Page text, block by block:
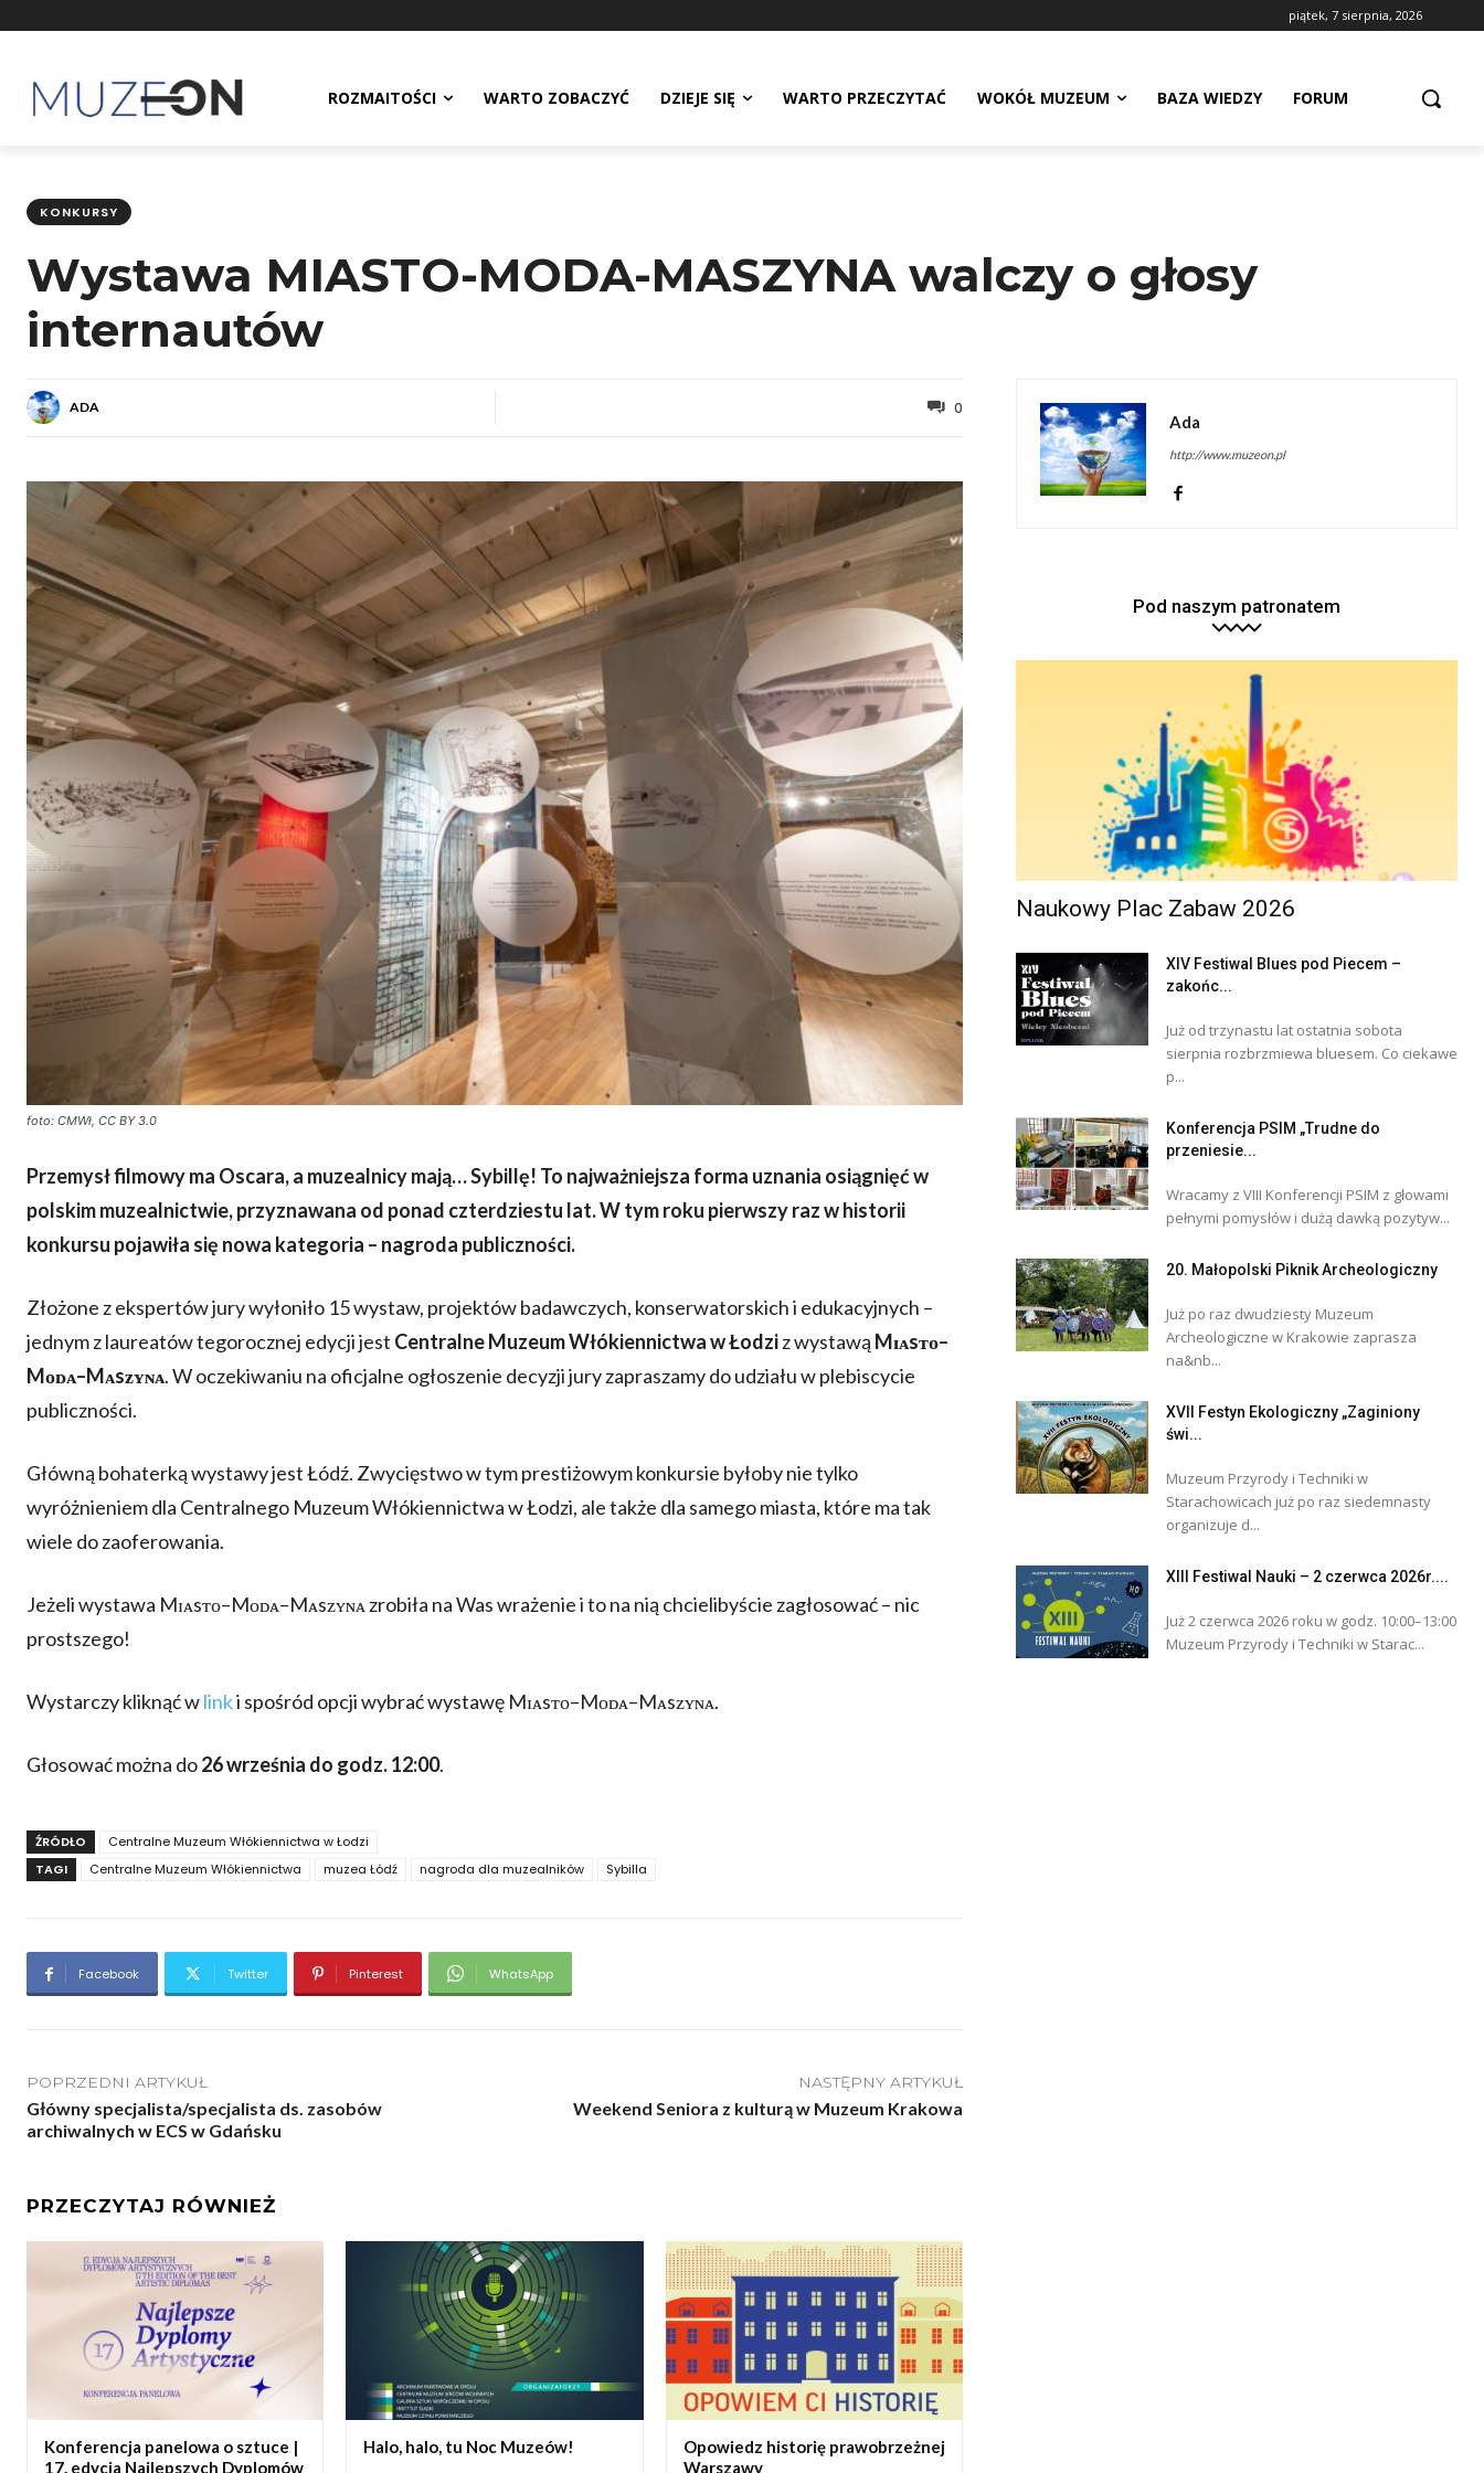
piątek, 7 sierpnia, 2026
ROZMAITOŚCI WARTO ZOBACZYĆ DZIEJE SIĘ WARTO PRZECZYTAĆ WOKÓŁ MUZEUM BAZA WIEDZY FORUM
KONKURSY
Wystawa MIASTO-MODA-MASZYNA walczy o głosy
internautów
ADA 0
foto: CMWł, CC BY 3.0
Przemysł filmowy ma Oscara, a muzealnicy mają… Sybillę! To najważniejsza forma uznania osiągnięć w
polskim muzealnictwie, przyznawana od ponad czterdziestu lat. W tym roku pierwszy raz w historii
konkursu pojawiła się nowa kategoria – nagroda publiczności.
Złożone z ekspertów jury wyłoniło 15 wystaw, projektów badawczych, konserwatorskich i edukacyjnych –
jednym z laureatów tegorocznej edycji jest Centralne Muzeum Włókiennictwa w Łodziz wystawą Mɪᴀsᴛᴏ–
Mᴏᴅᴀ–Mᴀsᴢʏɴᴀ. Woczekiwaniu na oficjalne ogłoszenie decyzji jury zapraszamy do udziału w plebiscycie
publiczności.
Główną bohaterką wystawy jest Łódź. Zwycięstwo w tym prestiżowym konkursie byłoby nie tylko
wyróżnieniem dla Centralnego Muzeum Włókiennictwa w Łodzi, ale także dla samego miasta, które ma tak
wiele do zaoferowania.
Jeżeli wystawa Mɪᴀsᴛᴏ–Mᴏᴅᴀ–Mᴀsᴢʏɴᴀ zrobiła na Was wrażenie i to na nią chcielibyście zagłosować – nic
prostszego!
Wystarczy kliknąć wlinki spośród opcji wybrać wystawę Mɪᴀsᴛᴏ–Mᴏᴅᴀ–Mᴀsᴢʏɴᴀ.
Głosować można do26 września do godz. 12:00.
ŹRÓDŁO
Centralne Muzeum Włókiennictwa w Łodzi
TAGI
Centralne Muzeum Włókiennictwa muzea Łódź nagroda dla muzealników Sybilla
Facebook Twitter Pinterest WhatsApp
POPRZEDNI ARTYKUŁ
Główny specjalista/specjalista ds. zasobów
archiwalnych w ECS w Gdańsku
NASTĘPNY ARTYKUŁ
Weekend Seniora z kulturą w Muzeum Krakowa
PRZECZYTAJ RÓWNIEŻ
Konferencja panelowa o sztuce |
17. edycja Najlepszych Dyplomów
Halo, halo, tu Noc Muzeów!
Opowiedz historię prawobrzeżnej
Warszawy
Ada
http://www.muzeon.pl
Pod naszym patronatem
Naukowy Plac Zabaw 2026
XIV Festiwal Blues pod Piecem –
zakońc...
Już od trzynastu lat ostatnia sobota
sierpnia rozbrzmiewa bluesem. Co ciekawe
p...
Konferencja PSIM „Trudne do
przeniesie...
Wracamy z VIII Konferencji PSIM z głowami
pełnymi pomysłów i dużą dawką pozytyw...
20. Małopolski Piknik Archeologiczny
Już po raz dwudziesty Muzeum
Archeologiczne w Krakowie zaprasza
na&nb...
XVII Festyn Ekologiczny „Zaginiony
świ...
Muzeum Przyrody i Techniki w
Starachowicach już po raz siedemnasty
organizuje d...
XIII Festiwal Nauki – 2 czerwca 2026r....
Już 2 czerwca 2026 roku w godz. 10:00–13:00
Muzeum Przyrody i Techniki w Starac...